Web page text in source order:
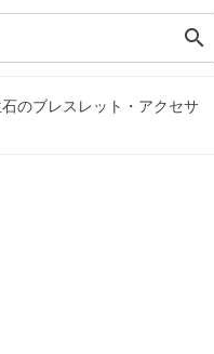
search
のブレスレット・アクセサ